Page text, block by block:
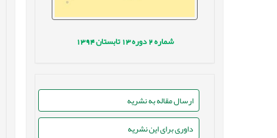
شماره دوره13 تابستان1394
ارسال مقاله به نشریه
داوری برای این نشریه